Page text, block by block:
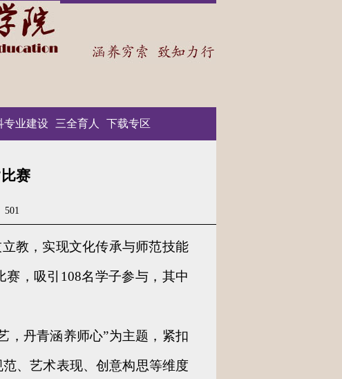
专业建设 三全育人 下载专区
赛
501
教，实现文化传承与师范技能
，吸引108名学子参与，其中
，丹青涵养师心”为主题，紧扣
、艺术表现、创意构思等维度